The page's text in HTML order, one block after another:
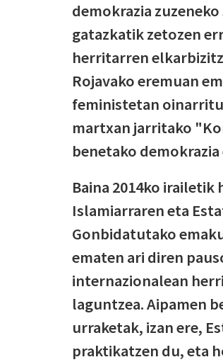
demokrazia
gatazkatik zetozen
herritarren
Rojavako eremuan
feministetan
martxan jarritako
benetako
Baina 2014ko
Islamiarraren eta
Gonbidatutako
ematen ari diren
internazionalean
laguntzea. Aipamen
urraketak, izan ere,
praktikatzen du, eta